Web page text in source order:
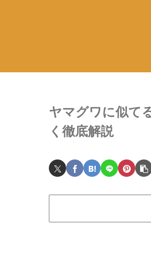
ヤマグワに似て
く徹底解説